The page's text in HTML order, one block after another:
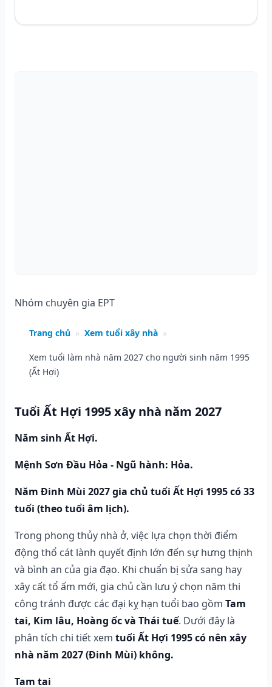
Nhóm chuyên gia EPT
Trang chủ » Xem tuổi xây nhà »
Xem tuổi làm nhà năm 2027 cho người sinh năm 1995
(Ất Hợi)
Tuổi Ất Hợi 1995 xây nhà năm 2027
Năm sinh Ất Hợi.
Mệnh Sơn Đầu Hỏa - Ngũ hành: Hỏa.
Năm Đinh Mùi 2027 gia chủ tuổi Ất Hợi 1995 có 33
tuổi (theo tuổi âm lịch).
Trong phong thủy nhà ở, việc lựa chọn thời điểm
động thổ cát lành quyết định lớn đến sự hưng thịnh
và bình an của gia đạo. Khi chuẩn bị sửa sang hay
xây cất tổ ấm mới, gia chủ cần lưu ý chọn năm thi
công tránh được các đại kỵ hạn tuổi bao gồm Tam
tai, Kim lâu, Hoàng ốc và Thái tuế. Dưới đây là
phân tích chi tiết xem tuổi Ất Hợi 1995 có nên xây
nhà năm 2027 (Đinh Mùi) không.
Tam tai